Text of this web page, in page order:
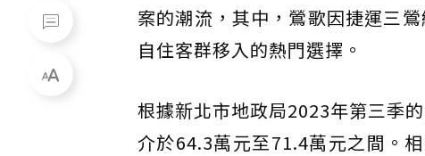
案的潮流，其中，鶯歌因捷運三
自住客群移入的熱門選擇。
根據新北市地政局2023年第三季
介於64.3萬元至71.4萬元之間。相